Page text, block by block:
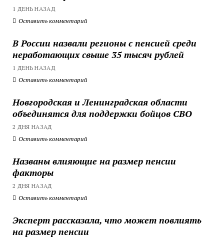
1 ДЕНЬ НАЗАД
Оставить комментарий
В России назвали регионы с пенсией среди
неработающих свыше 35 тысяч рублей
1 ДЕНЬ НАЗАД
Оставить комментарий
Новгородская и Ленинградская области
объединятся для поддержки бойцов СВО
2 ДНЯ НАЗАД
Оставить комментарий
Названы влияющие на размер пенсии
факторы
2 ДНЯ НАЗАД
Оставить комментарий
Эксперт рассказала, что может повлиять
на размер пенсии